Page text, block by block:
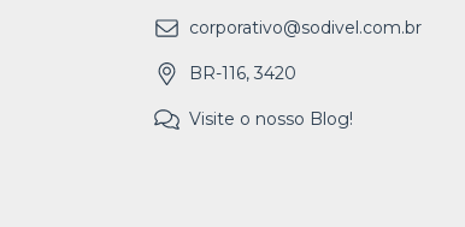
corporativo@sodivel.com.br
BR-116, 3420
Visite o nosso Blog!